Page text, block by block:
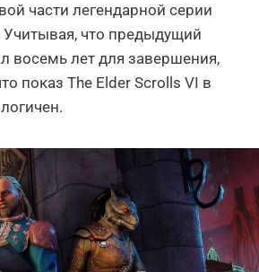
части легендарной серии
что предыдущий
восемь лет для завершения,
показ The Elder Scrolls VI в